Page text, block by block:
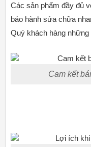
Các sản phẩm đầy đủ
bảo hành sửa chữa
Quý khách hàng
Cam kết